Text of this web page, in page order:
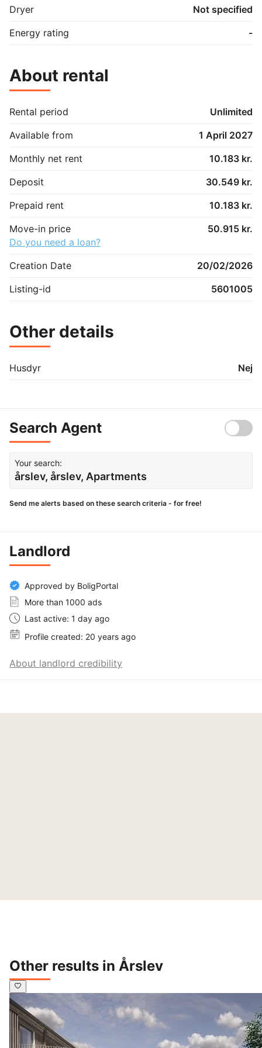
Hvert lejemål har eget tilhørende skur.
Fælleshus/selskabslokale/gæstehus mod betaling.
El-ladestander mod betaling.
- Der er ingen tilmelding
- Der vil være mulighed for at besøge 3
- Man kan desværre ikke komme ind og se det
Dryer
Not specified
Energy rating
-
About rental
Rental period
Unlimited
Available from
1 April 2027
Monthly net rent
10.183 kr.
Deposit
30.549 kr.
Prepaid rent
10.183 kr.
Move-in price
50.915 kr.
Do you need a loan?
Creation Date
20/02/2026
Listing-id
5601005
Other details
Husdyr Nej
Search Agent
Your search:
årslev, årslev, Apartments
Send me alerts based on these search criteria - for free!
Landlord
Approved by BoligPortal
More than 1000 ads
Last active: 1 day ago
Profile created: 20 years ago
About landlord credibility
Other results in Årslev